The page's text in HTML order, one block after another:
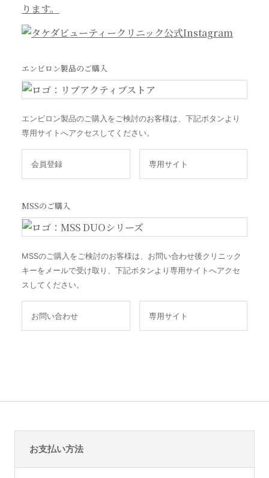
エンビロン製品のご購入
エンビロン製品のご購入をご検討のお客様は、下記ボタンより
専用サイトへアクセスしてください。
会員登録 専用サイト
MSSのご購入
MSSのご購入をご検討のお客様は、お問い合わせ後クリニック
キーをメールで受け取り、下記ボタンより専用サイトへアクセ
スしてください。
お問い合わせ 専用サイト
お支払い方法